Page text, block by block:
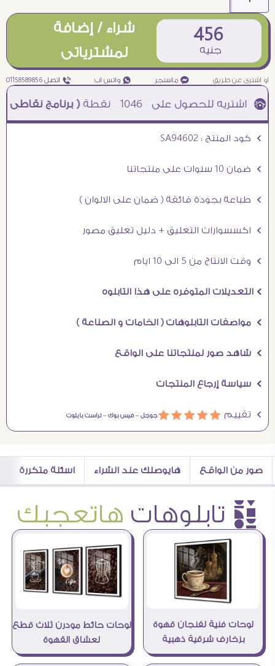
456
جنيه
شراء / إضافة
لمشترياتى
او اشترى عن طريق ¥ ماسنجر ₧ واتس اب ƒ اتصل 01158589856
1046 نقطة( برنامج نقاطى )à خصم 5% للعملاء الجدد à شحن مجانى عند الشراء ب 4000 جنيه à
Ö كود المنتج : SA94602
Ö ضمان 10 سنوات على منتجاتنا
Ö طباعة بجودة فائقة ( ضمان على الالوان )
Ö اكسسوارات التعليق + دليل تعليق مصور
Ö وقت الانتاج من 5 الى 10 ايام
Ö التعديلات المتوفره على هذا التابلوه
Ö مواصفات التابلوهات ( الخامات و الصناعة )
Ö شاهد صور لمنتجاتنا على الواقع
Ö سياسة إرجاع المنتجات
Ö تقييم áááááجوجل –فيس بوك –تراست بايلوت
صور من الواقع هايوصلك عند الشراء اسئلة متكررة
è تابلوهات هاتعجبك
لوحات فنية لفنجان قهوة
بزخارف شرقية ذهبية
لوحات حائط مودرن ثلاث قطع
لعشاق القهوة